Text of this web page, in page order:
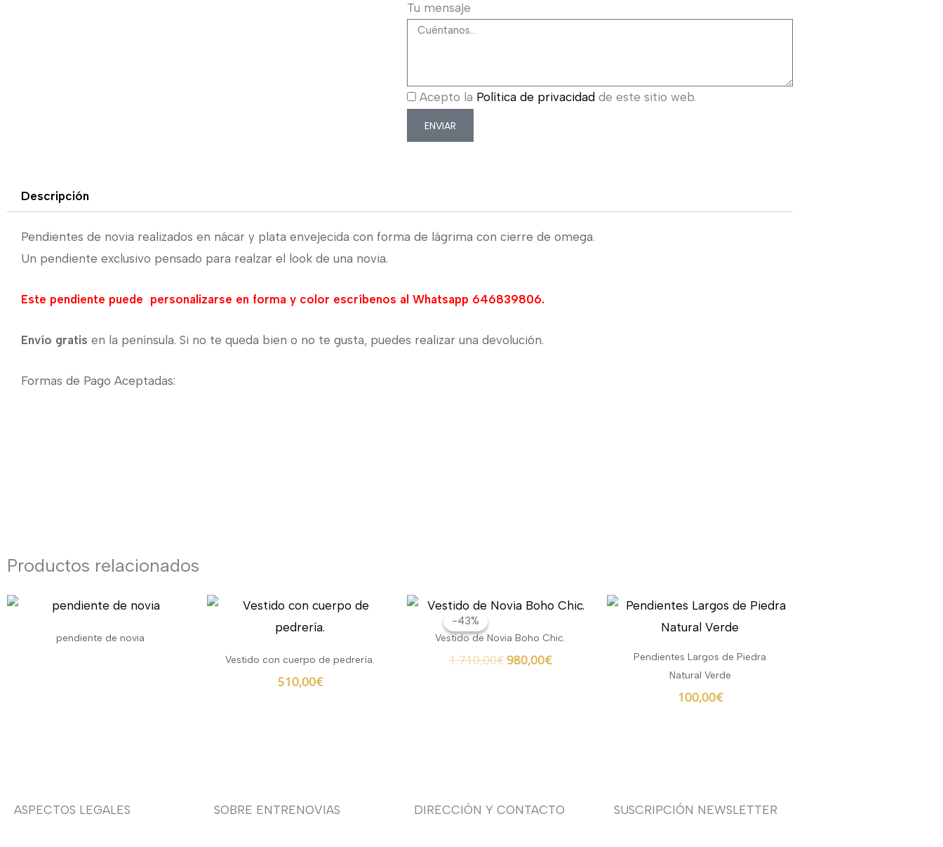
Tu mensaje
Acepto la Política de privacidad de este sitio web.
ENVIAR
Descripción
Pendientes de novia realizados en nácar y plata envejecida con forma de lágrima con cierre de omega.
Un pendiente exclusivo pensado para realzar el look de una novia.
Este pendiente puede personalizarse en forma y color escríbenos al Whatsapp 646839806.
Envío gratis en la península. Si no te queda bien o no te gusta, puedes realizar una devolución.
Formas de Pago Aceptadas:
Productos relacionados
pendiente de novia
Vestido con cuerpo de pedrería.
510,00€
-43%
-43%
Vestido de Novia Boho Chic.
1.710,00€
El
original
1.710,00€.
980,00€
El
actual
980,00€.
Pendientes Largos de Piedra
Natural Verde
100,00€
ASPECTOS LEGALES SOBRE ENTRENOVIAS DIRECCIÓN Y CONTACTO SUSCRIPCIÓN NEWSLETTER